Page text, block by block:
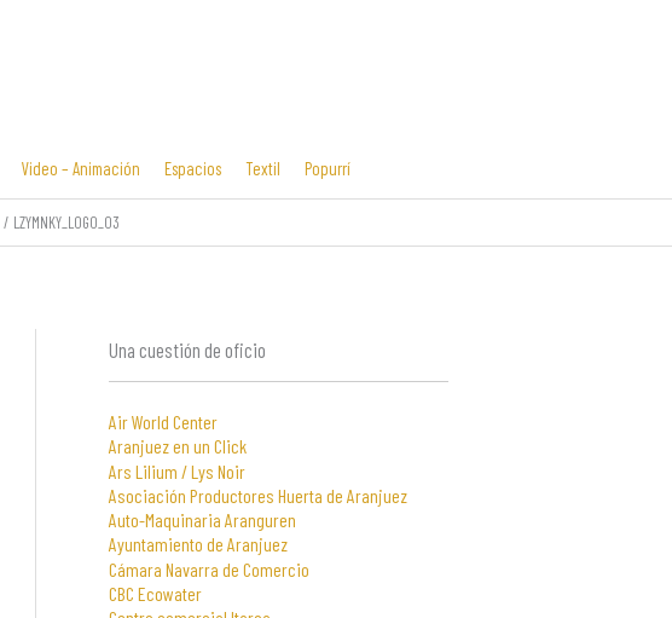
Video – Animación Espacios Textil Popurrí
LZYMNKY_LOGO_03
Una cuestión de oficio
Air World Center
Aranjuez en un Click
Ars Lilium / Lys Noir
Asociación Productores Huerta de Aranjuez
Auto-Maquinaria Aranguren
Ayuntamiento de Aranjuez
Cámara Navarra de Comercio
CBC Ecowater